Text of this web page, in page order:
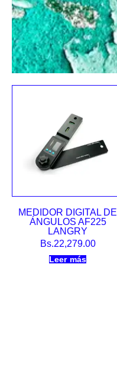
MEDIDOR DIGITAL DE
ÁNGULOS AF225
LANGRY
Bs.22,279.00
Leer más